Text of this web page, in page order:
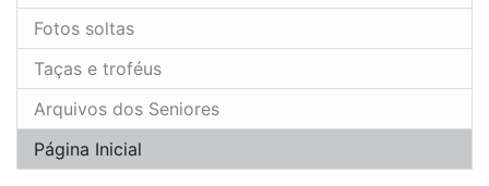
Fotos soltas
Taças e troféus
Arquivos dos Seniores
Página Inicial